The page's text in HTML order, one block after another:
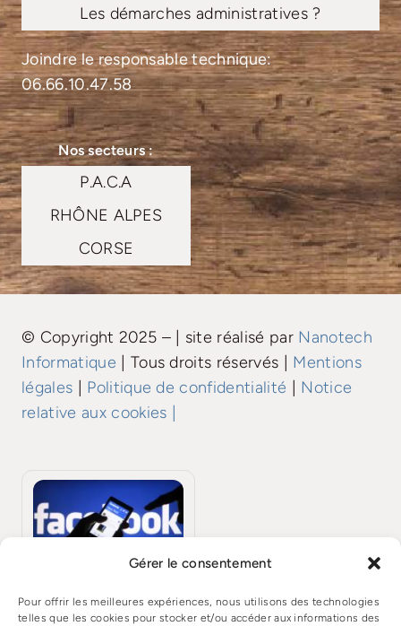
Gérer le consentement
Pour offrir les meilleures expériences, nous utilisons des technologies
telles que les cookies pour stocker et/ou accéder aux informations des
Les démarches administratives ?
Joindre le responsable technique:
06.66.10.47.58
Nos secteurs :
P.A.C.A
RHÔNE ALPES
CORSE
© Copyright 2025 – | site réalisé par Nanotech
Informatique | Tous droits réservés | Mentions
légales
Politique de confidentialité
Notice
relative aux cookies |